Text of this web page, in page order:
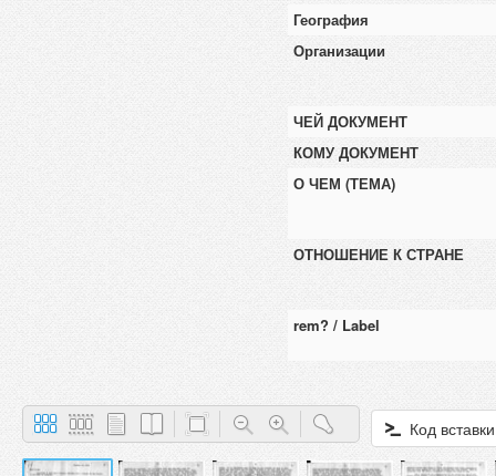
География
Организации
ЧЕЙ ДОКУМЕНТ
КОМУ ДОКУМЕНТ
О ЧЕМ (ТЕМА)
ОТНОШЕНИЕ К СТРАНЕ
rem? / Label
Код вставки